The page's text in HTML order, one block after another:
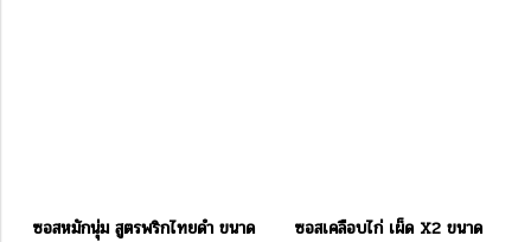
ซอสหมักนุ่ม สูตรพริกไทยดำ ขนาด
ซอสเคลือบไก่ เผ็ด X2 ขนาด